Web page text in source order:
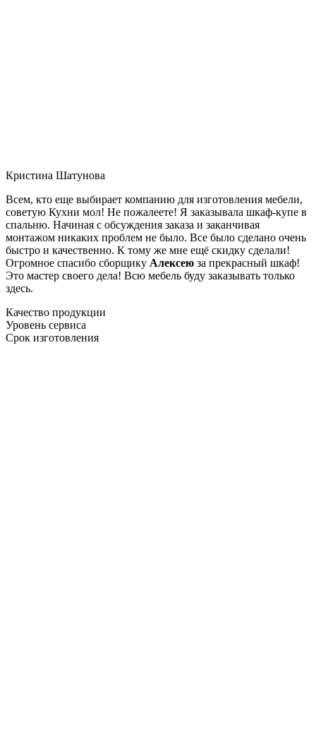
Кристина Шатунова
Всем, кто еще выбирает компанию для изготовления мебели,
советую Кухни мол! Не пожалеете! Я заказывала шкаф-купе в
спальню. Начиная с обсуждения заказа и заканчивая
монтажом никаких проблем не было. Все было сделано очень
быстро и качественно. К тому же мне ещё скидку сделали!
Огромное спасибо сборщику Алексею за прекрасный шкаф!
Это мастер своего дела! Всю мебель буду заказывать только
здесь.
Качество продукции
Уровень сервиса
Срок изготовления